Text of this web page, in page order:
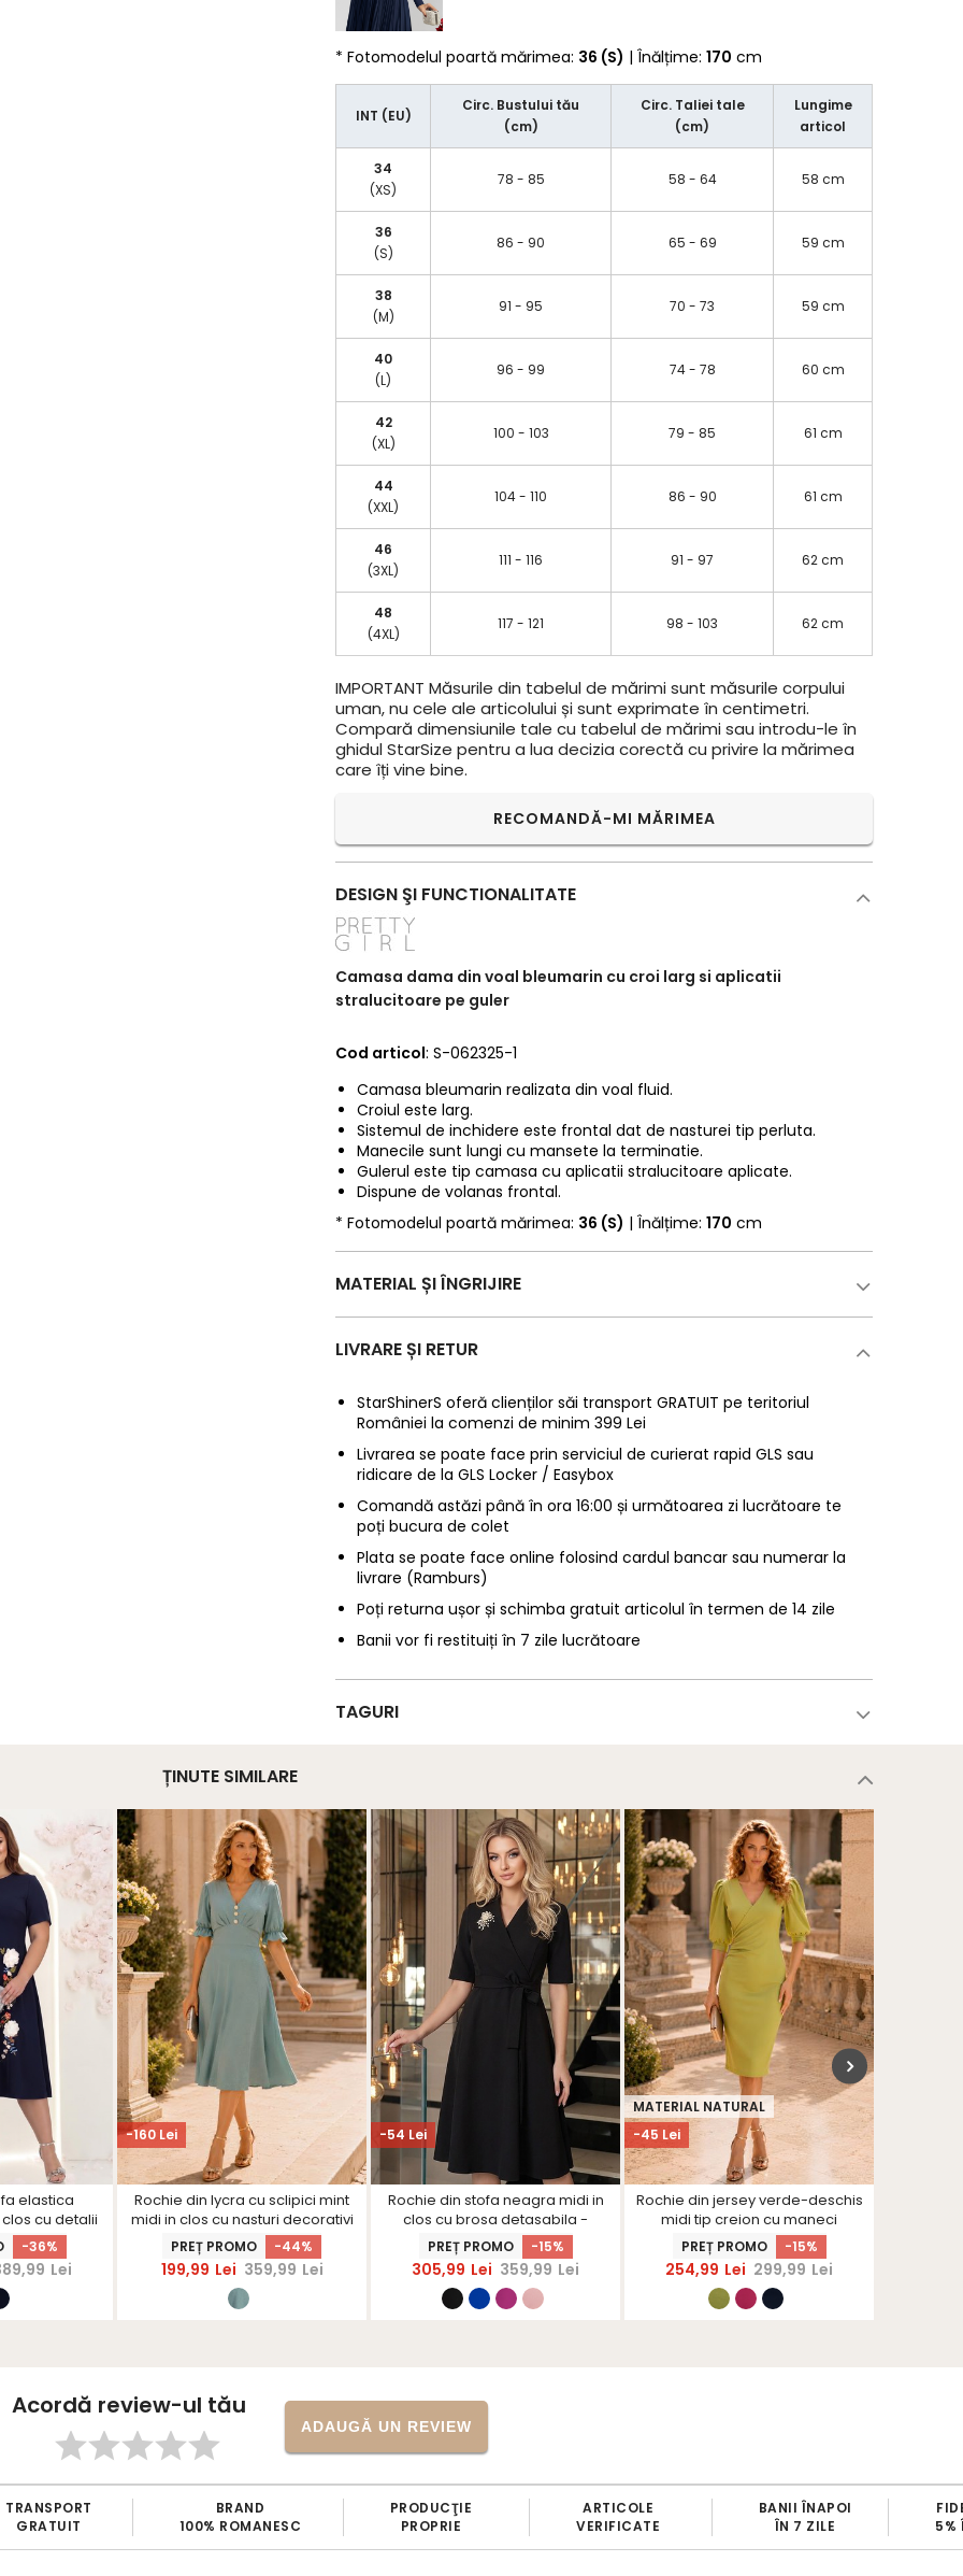
* Fotomodelul poartă mărimea: 36 (S) | Înălțime:170 cm
INT (EU)
Circ. Bustului tău
(cm)
Circ. Taliei tale
(cm)
Lungime
articol
34
(XS)
78 - 85 58 - 64 58 cm
36
(S)
86 - 90 65 - 69 59 cm
38
(M)
91 - 95 70 - 73 59 cm
40
(L)
96 - 99 74 - 78 60 cm
42
(XL)
100 - 103 79 - 85 61 cm
44
(XXL)
104 - 110 86 - 90 61 cm
46
(3XL)
111 - 116 91 - 97 62 cm
48
(4XL)
117 - 121 98 - 103 62 cm
IMPORTANT Măsurile din tabelul de mărimi sunt măsurile corpului
uman, nu cele ale articolului și sunt exprimate în centimetri.
Compară dimensiunile tale cu tabelul de mărimi sau introdu-le în
ghidul StarSize pentru a lua decizia corectă cu privire la mărimea
care îți vine bine.
RECOMANDĂ-MI MĂRIMEA
DESIGN ŞI FUNCTIONALITATE
Camasa dama din voal bleumarin cu croi larg si aplicatii
stralucitoare pe guler
Cod articol: S-062325-1
Camasa bleumarin realizata din voal fluid.
Croiul este larg.
Sistemul de inchidere este frontal dat de nasturei tip perluta.
Manecile sunt lungi cu mansete la terminatie.
Gulerul este tip camasa cu aplicatii stralucitoare aplicate.
Dispune de volanas frontal.
* Fotomodelul poartă mărimea: 36 (S) | Înălțime:170 cm
MATERIAL ȘI ÎNGRIJIRE
LIVRARE ȘI RETUR
StarShinerS oferă clienților săi transport GRATUIT pe teritoriul
României la comenzi de minim 399 Lei
Livrarea se poate face prin serviciul de curierat rapid GLS sau
ridicare de la GLS Locker / Easybox
Comandă astăzi până în ora 16:00 și următoarea zi lucrătoare te
poți bucura de colet
Plata se poate face online folosind cardul bancar sau numerar la
livrare (Ramburs)
Poți returna ușor și schimba gratuit articolul în termen de 14 zile
Banii vor fi restituiți în 7 zile lucrătoare
TAGURI
ȚINUTE SIMILARE
elastica
cu detalii
StarShinerS
-36%
Lei
-160 Lei
Rochie din lycra cu sclipici mint
midi in clos cu nasturi decorativi
- StarShinerS
PREȚ PROMO -44%
199,99 Lei 359,99 Lei
-54 Lei
Rochie din stofa neagra midi in
clos cu brosa detasabila -
StarShinerS
PREȚ PROMO -15%
305,99 Lei 359,99 Lei
-45 Lei
MATERIAL NATURAL
Rochie din jersey verde-deschis
midi tip creion cu maneci
bufante- StarShinerS
PREȚ PROMO -15%
254,99 Lei 299,99 Lei
Acordă review-ul tău
ADAUGĂ UN REVIEW
TRANSPORT
GRATUIT
BRAND
100% ROMANESC
PRODUCŢIE
PROPRIE
ARTICOLE
VERIFICATE
BANII ÎNAPOI
ÎN 7 ZILE
5%